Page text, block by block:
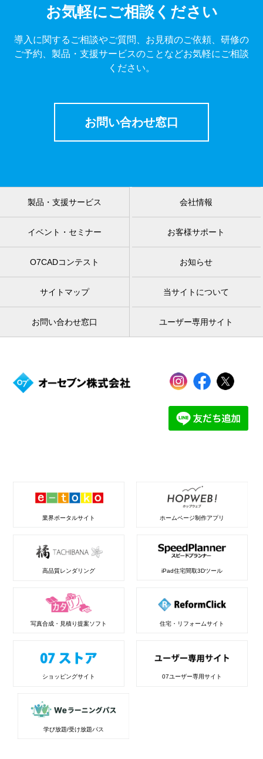
お気軽にご相談ください
導入に関するご相談やご質問、お見積のご依頼、研修の
ご予約、製品・支援サービスのことなどお気軽にご相談
ください。
お問い合わせ窓口
製品・支援サービス 会社情報
イベント・セミナー お客様サポート
O7CADコンテスト お知らせ
サイトマップ 当サイトについて
お問い合わせ窓口 ユーザー専用サイト
業界ポータルサイト ホームページ制作アプリ
高品質レンダリング iPad住宅間取3Dツール
写真合成・見積り提案ソフト 住宅・リフォームサイト
ショッピングサイト 07ユーザー専用サイト
学び放題/受け放題パス